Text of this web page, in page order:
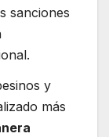
sanciones
y
más